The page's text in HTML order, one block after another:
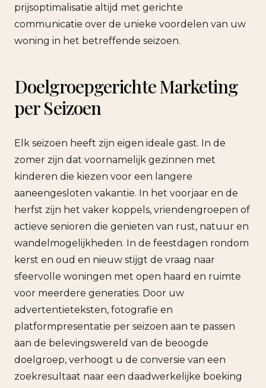
prijsoptimalisatie altijd met gerichte
communicatie over de unieke voordelen van uw
woning in het betreffende seizoen.
Doelgroepgerichte Marketing
per Seizoen
Elk seizoen heeft zijn eigen ideale gast. In de
zomer zijn dat voornamelijk gezinnen met
kinderen die kiezen voor een langere
aaneengesloten vakantie. In het voorjaar en de
herfst zijn het vaker koppels, vriendengroepen of
actieve senioren die genieten van rust, natuur en
wandelmogelijkheden. In de feestdagen rondom
kerst en oud en nieuw stijgt de vraag naar
sfeervolle woningen met open haard en ruimte
voor meerdere generaties. Door uw
advertentieteksten, fotografie en
platformpresentatie per seizoen aan te passen
aan de belevingswereld van de beoogde
doelgroep, verhoogt u de conversie van een
zoekresultaat naar een daadwerkelijke boeking